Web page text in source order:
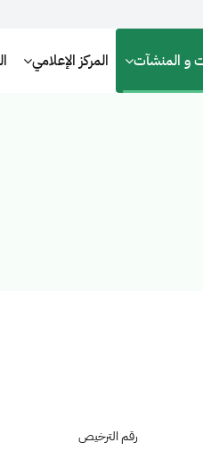
و المنشآت المركز الإعلامي
رقم الترخيص